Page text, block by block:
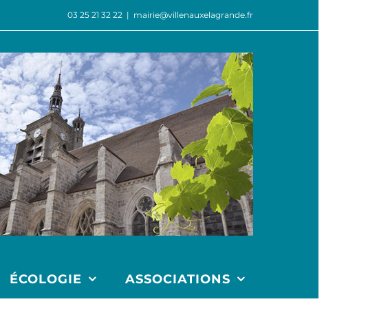
03 25 21 32 22 | mairie@villenauxelagrande.fr
ÉCOLOGIE ASSOCIATIONS